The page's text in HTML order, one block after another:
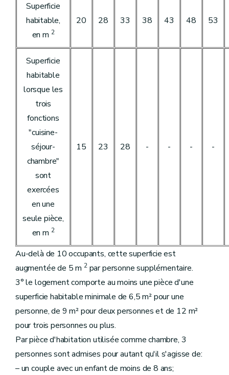
Superficie
habitable,
en m 2
20 28 33 38 43 48 53
Superficie
habitable
lorsque les
trois
fonctions
"cuisine-
séjour-
chambre"
sont
exercées
en une
seule pièce,
en m 2
15 23 28 - - - -
Au-delà de 10 occupants, cette superficie est
augmentée de 5 m 2par personne supplémentaire.
3° le logement comporte au moins une pièce d'une
superficie habitable minimale de 6,5 m² pour une
personne, de 9 m² pour deux personnes et de 12 m²
pour trois personnes ou plus.
Par pièce d'habitation utilisée comme chambre, 3
personnes sont admises pour autant qu'il s'agisse de:
– un couple avec un enfant de moins de 8 ans;